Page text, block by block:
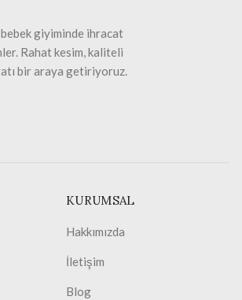
giyiminde ihracat
Rahat kesim, kaliteli
bir araya getiriyoruz.
KURUMSAL
Hakkımızda
İletişim
Blog